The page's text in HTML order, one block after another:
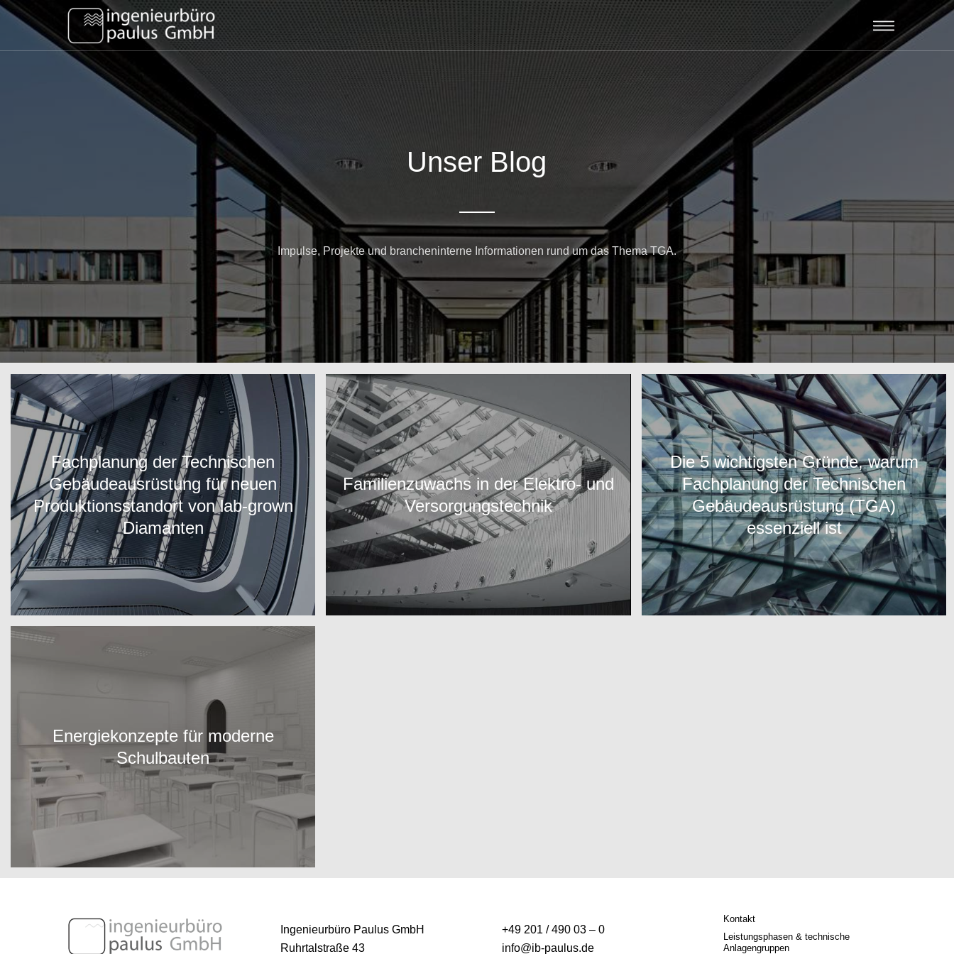
Unser Blog
Impulse, Projekte und brancheninterne Informationen rund um das Thema TGA.
Fachplanung der Technischen
Gebäudeausrüstung für neuen
Produktionsstandort von lab-grown
Diamanten
Familienzuwachs in der Elektro- und
Versorgungstechnik
Die 5 wichtigsten Gründe, warum
Fachplanung der Technischen
Gebäudeausrüstung (TGA)
essenziell ist
Energiekonzepte für moderne
Schulbauten
Ingenieurbüro Paulus GmbH
Ruhrtalstraße 43
+49 201 / 490 03 – 0
info@ib-paulus.de
Kontakt
Leistungsphasen & technische
Anlagengruppen